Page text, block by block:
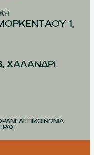
1,
ΧΑΛAΝΔΡΙ
ΝΕΑΕΠΙΚΟΙΝΩΝΙΑ